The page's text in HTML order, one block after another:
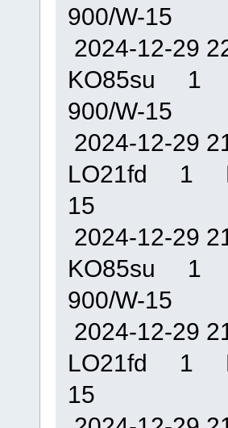
900/W-15
2024-12-
KO85su 1
900/W-15
2024-12-
LO21fd 1
15
2024-12-
KO85su 1
900/W-15
2024-12-
LO21fd 1
15